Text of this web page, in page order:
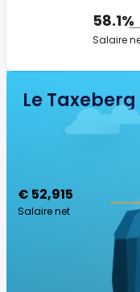
58.1%
Salaire
Le Taxeberg
€ 52,915
Salaire net